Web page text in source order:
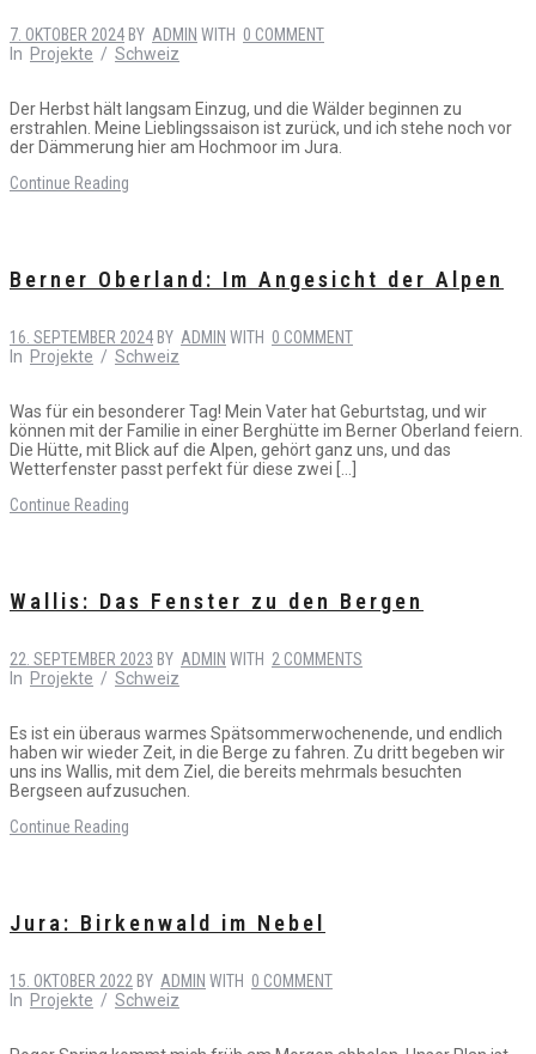
7. OKTOBER 2024 BY ADMIN WITH 0 COMMENT
In Projekte / Schweiz
Der Herbst hält langsam Einzug, und die Wälder beginnen zu
erstrahlen. Meine Lieblingssaison ist zurück, und ich stehe noch vor
der Dämmerung hier am Hochmoor im Jura.
Continue Reading
Berner Oberland: Im Angesicht der Alpen
16. SEPTEMBER 2024 BY ADMIN WITH 0 COMMENT
In Projekte / Schweiz
Was für ein besonderer Tag! Mein Vater hat Geburtstag, und wir
können mit der Familie in einer Berghütte im Berner Oberland feiern.
Die Hütte, mit Blick auf die Alpen, gehört ganz uns, und das
Wetterfenster passt perfekt für diese zwei […]
Continue Reading
Wallis: Das Fenster zu den Bergen
22. SEPTEMBER 2023 BY ADMIN WITH 2 COMMENTS
In Projekte / Schweiz
Es ist ein überaus warmes Spätsommerwochenende, und endlich
haben wir wieder Zeit, in die Berge zu fahren. Zu dritt begeben wir
uns ins Wallis, mit dem Ziel, die bereits mehrmals besuchten
Bergseen aufzusuchen.
Continue Reading
Jura: Birkenwald im Nebel
15. OKTOBER 2022 BY ADMIN WITH 0 COMMENT
In Projekte / Schweiz